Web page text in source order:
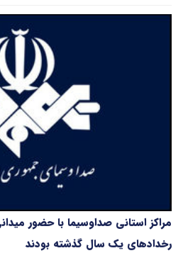
مراکز استانی صداوسیما با حضور
رخدادهای یک سال گذشته بودند